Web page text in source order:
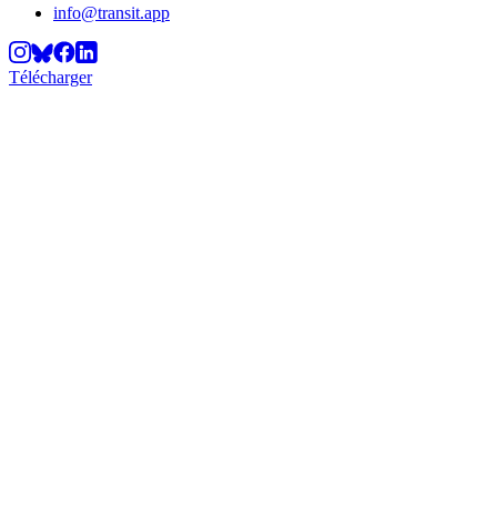
info@transit.app
Télécharger